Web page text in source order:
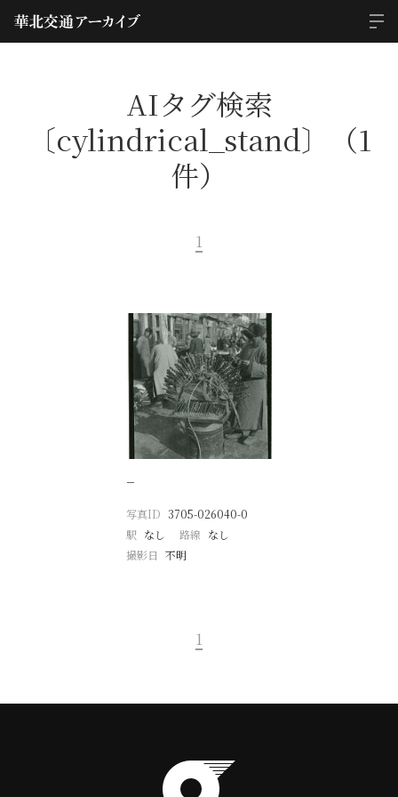
AIタグ検索
〔cylindrical_stand〕（1
件）
1
−
写真ID 3705-026040-0
駅 なし 路線 なし
撮影日
不明
1